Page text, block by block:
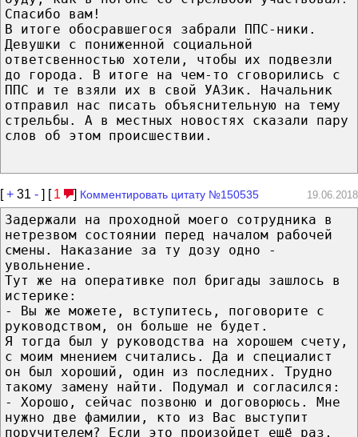
Спасибо вам!
В итоге обосравшегося забрали ППС-ники.
Девушки с пониженной социальной
ответсвенностью хотели, чтобы их подвезли
до города. В итоге на чем-то сговорились с
ППС и те взяли их в свой УАЗик. Начальник
отправил нас писать объяснительную на тему
стрельбы. А в местных новостях сказали пару
слов об этом происшествии.
[+ 31 - ] [ 1 ] Комментировать цитату №150535 19.06.2018
Задержали на проходной моего сотрудника в
нетрезвом состоянии перед началом рабочей
смены. Наказание за ту дозу одно -
увольнение.
Тут же на оперативке пол бригады зашлось в
истерике:
- Вы же можете, вступитесь, поговорите с
руководством, он больше не будет.
Я тогда был у руководства на хорошем счету,
с моим мнением считались. Да и специалист
он был хороший, один из последних. Трудно
такому замену найти. Подумал и согласился:
- Хорошо, сейчас позвоню и договорюсь. Мне
нужно две фамилии, кто из Вас выступит
поручителем? Если это произойдет ещё раз,